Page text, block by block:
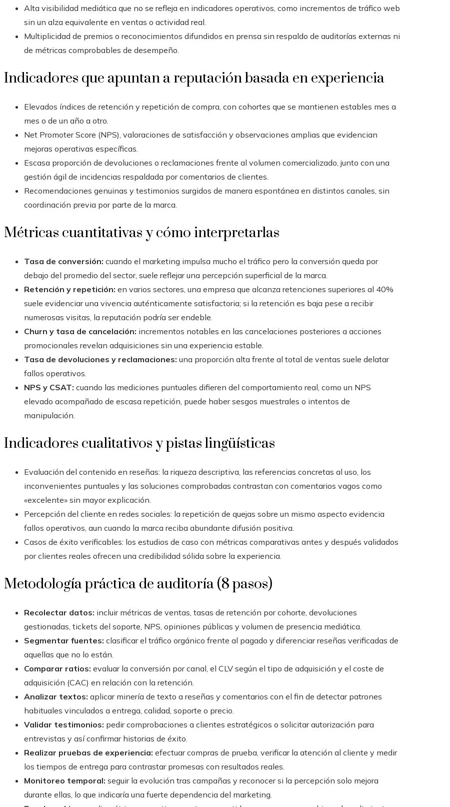
Alta visibilidad mediática que no se refleja en indicadores operativos, como incrementos de tráfico web
sin un alza equivalente en ventas o actividad real.
Multiplicidad de premios o reconocimientos difundidos en prensa sin respaldo de auditorías externas ni
de métricas comprobables de desempeño.
Indicadores que apuntan a reputación basada en experiencia
Elevados índices de retención y repetición de compra, con cohortes que se mantienen estables mes a
mes o de un año a otro.
Net Promoter Score (NPS), valoraciones de satisfacción y observaciones amplias que evidencian
mejoras operativas específicas.
Escasa proporción de devoluciones o reclamaciones frente al volumen comercializado, junto con una
gestión ágil de incidencias respaldada por comentarios de clientes.
Recomendaciones genuinas y testimonios surgidos de manera espontánea en distintos canales, sin
coordinación previa por parte de la marca.
Métricas cuantitativas y cómo interpretarlas
Tasa de conversión: cuando el marketing impulsa mucho el tráfico pero la conversión queda por
debajo del promedio del sector, suele reflejar una percepción superficial de la marca.
Retención y repetición: en varios sectores, una empresa que alcanza retenciones superiores al 40%
suele evidenciar una vivencia auténticamente satisfactoria; si la retención es baja pese a recibir
numerosas visitas, la reputación podría ser endeble.
Churn y tasa de cancelación: incrementos notables en las cancelaciones posteriores a acciones
promocionales revelan adquisiciones sin una experiencia estable.
Tasa de devoluciones y reclamaciones: una proporción alta frente al total de ventas suele delatar
fallos operativos.
NPS y CSAT: cuando las mediciones puntuales difieren del comportamiento real, como un NPS
elevado acompañado de escasa repetición, puede haber sesgos muestrales o intentos de
manipulación.
Indicadores cualitativos y pistas lingüísticas
Evaluación del contenido en reseñas: la riqueza descriptiva, las referencias concretas al uso, los
inconvenientes puntuales y las soluciones comprobadas contrastan con comentarios vagos como
«excelente» sin mayor explicación.
Percepción del cliente en redes sociales: la repetición de quejas sobre un mismo aspecto evidencia
fallos operativos, aun cuando la marca reciba abundante difusión positiva.
Casos de éxito verificables: los estudios de caso con métricas comparativas antes y después validados
por clientes reales ofrecen una credibilidad sólida sobre la experiencia.
Metodología práctica de auditoría (8 pasos)
Recolectar datos: incluir métricas de ventas, tasas de retención por cohorte, devoluciones
gestionadas, tickets del soporte, NPS, opiniones públicas y volumen de presencia mediática.
Segmentar fuentes: clasificar el tráfico orgánico frente al pagado y diferenciar reseñas verificadas de
aquellas que no lo están.
Comparar ratios: evaluar la conversión por canal, el CLV según el tipo de adquisición y el coste de
adquisición (CAC) en relación con la retención.
Analizar textos: aplicar minería de texto a reseñas y comentarios con el fin de detectar patrones
habituales vinculados a entrega, calidad, soporte o precio.
Validar testimonios: pedir comprobaciones a clientes estratégicos o solicitar autorización para
entrevistas y así confirmar historias de éxito.
Realizar pruebas de experiencia: efectuar compras de prueba, verificar la atención al cliente y medir
los tiempos de entrega para contrastar promesas con resultados reales.
Monitoreo temporal: seguir la evolución tras campañas y reconocer si la percepción solo mejora
durante ellas, lo que indicaría una fuerte dependencia del marketing.